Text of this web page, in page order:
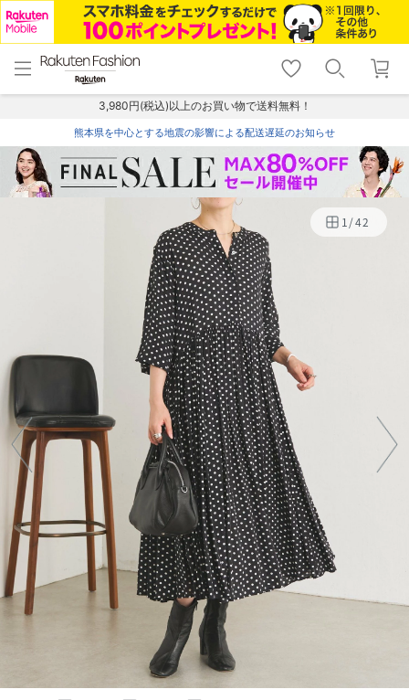
menu home
トップ
shopping_cart lock_outline
ログイン
3,980円(税込)以上のお買い物で送料無料！
熊本県を中心とする地震の影響による配送遅延のお知らせ
1/42